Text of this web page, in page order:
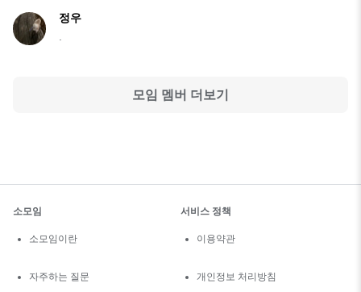
정우
모임 멤버 더보기
소모임
소모임이란
자주하는 질문
서비스 정책
이용약관
개인정보 처리방침